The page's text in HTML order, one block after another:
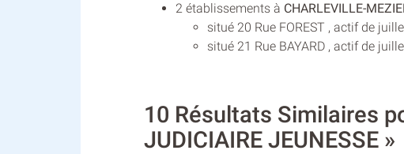
2 établissements à CHARLEVILLE-
situé 20 Rue FOREST , actif de
situé 21 Rue BAYARD , actif de
10 Résultats Similaires
JUDICIAIRE JEUNESSE »